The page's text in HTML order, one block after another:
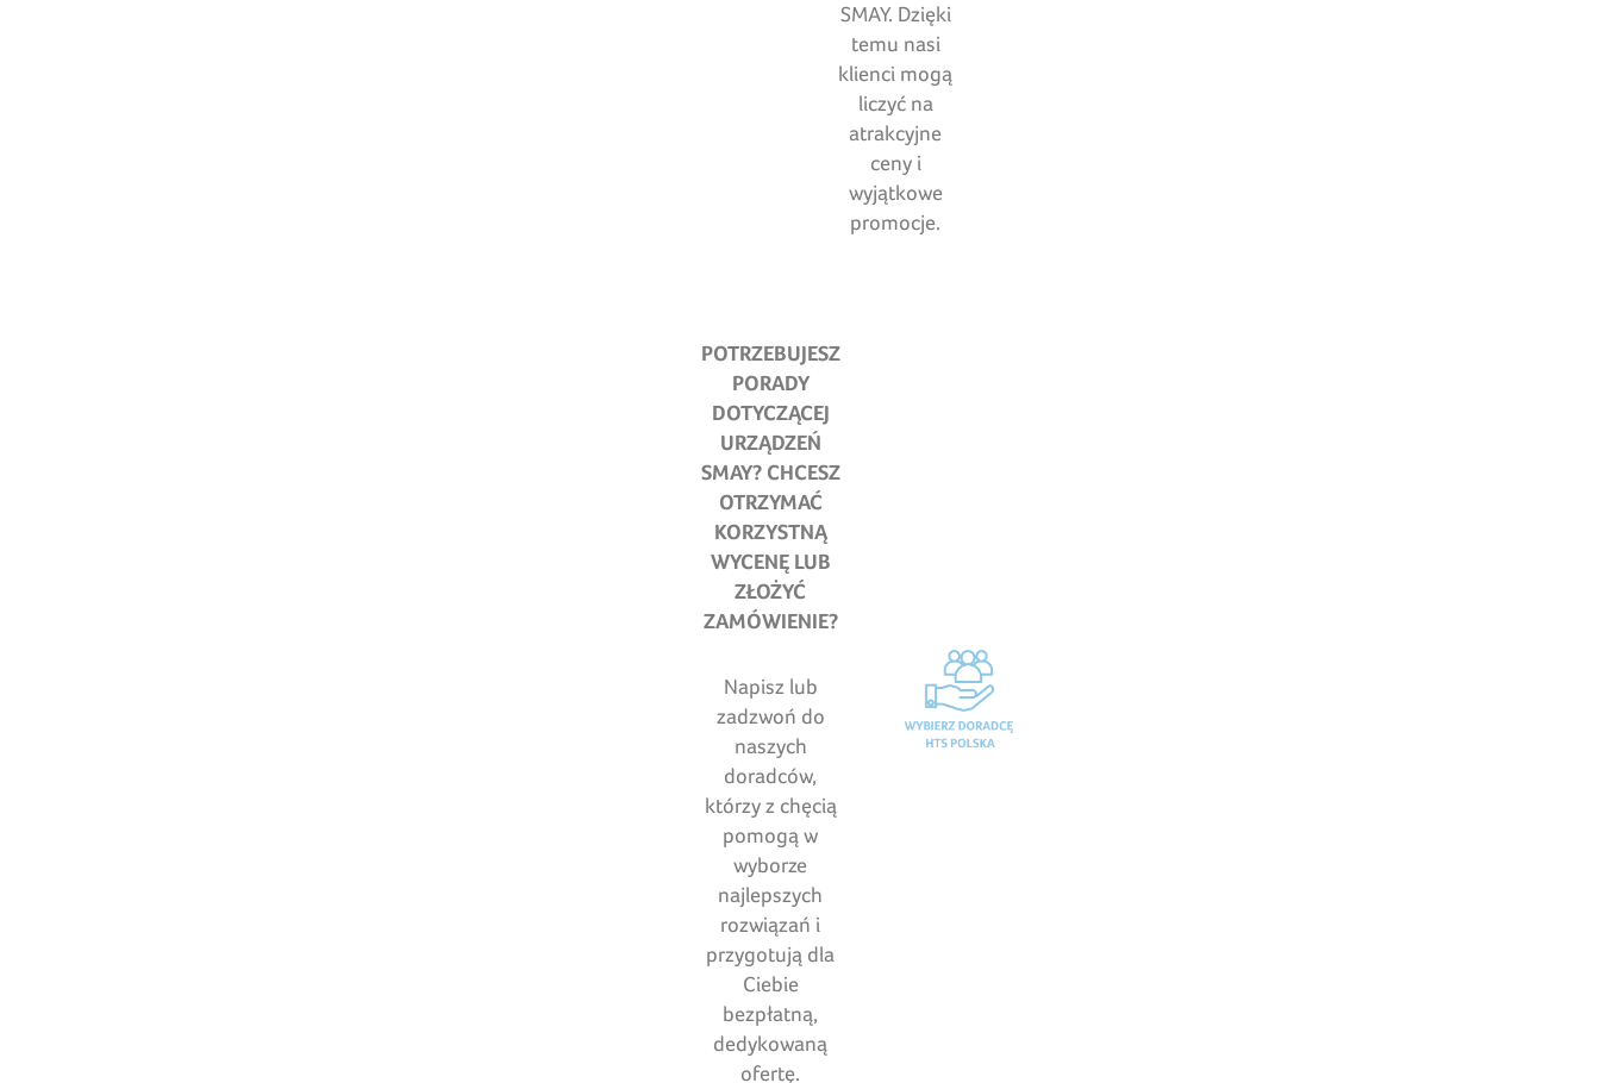
SMAY. Dzięki
temu nasi
klienci mogą
liczyć na
atrakcyjne
ceny i
wyjątkowe
promocje.
POTRZEBUJESZ
PORADY
DOTYCZĄCEJ
URZĄDZEŃ
SMAY?CHCESZ
OTRZYMAĆ
KORZYSTNĄ
WYCENĘ LUB
ZŁOŻYĆ
ZAMÓWIENIE?
Napisz lub
zadzwoń do
naszych
doradców,
którzy z chęcią
pomogą w
wyborze
najlepszych
rozwiązań i
przygotują dla
Ciebie
bezpłatną,
dedykowaną
ofertę.